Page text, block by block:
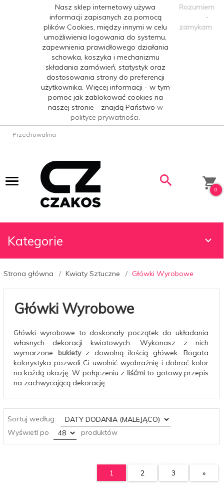
Nasz sklep internetowy używa
informacji zapisanych za pomocą
plików Cookies, między innymi w celu
umożliwienia logowania do systemu,
zapewnienia prawidłowego działania
schowka, koszyka i mechanizmu
składania zamówień, statystyk oraz
dostosowania strony do preferencji
użytkownika. Więcej informacji - w tym
pomoc jak zablokować cookies na
naszej stronie - znajdą Państwo w
polityce prywatności.
Rozumiem
-
zamykam
Przechowalnia
0
Kategorie
Strona główna Kwiaty Sztuczne Główki Wyrobowe
Główki Wyrobowe
Główki wyrobowe to doskonały początek do układania
własnych dekoracji kwiatowych. Wykonasz z nich
wymarzone bukiety z dowolną ilością główek. Bogata
kolorystyka pozwoli Ci uwolnić wyobraźnię i dobrać kolor
na każdą okazję. W połączeniu z liśćmito gotowy przepis
na zachwycającą dekorację.
Sortuj według:
sort
Wyświetl po
pop produktów
1 2 3 »